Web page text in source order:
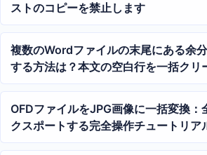
ストのコピーを禁止します
複数のWordファイルの末尾にある余
する方法は？本文の空白行を一括クリ
OFDファイルをJPG画像に一括変換：
クスポートする完全操作チュートリア